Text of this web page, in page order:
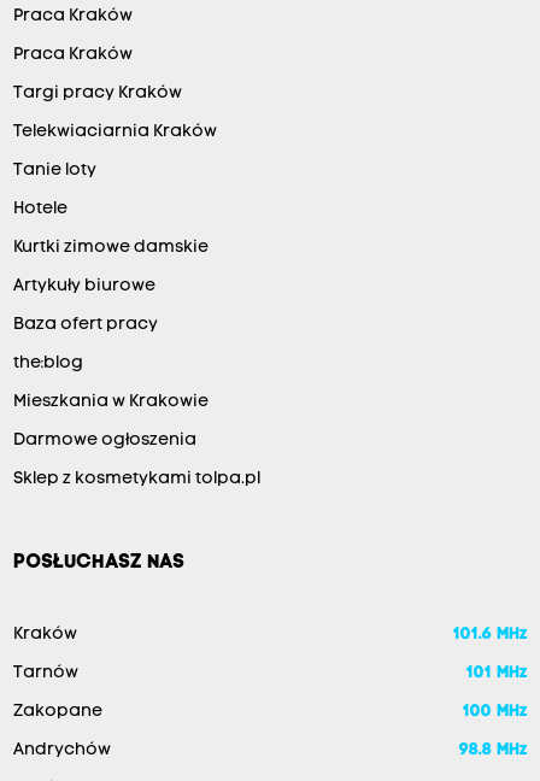
Praca Kraków
Praca Kraków
Targi pracy Kraków
Telekwiaciarnia Kraków
Tanie loty
Hotele
Kurtki zimowe damskie
Artykuły biurowe
Baza ofert pracy
the:blog
Mieszkania w Krakowie
Darmowe ogłoszenia
Sklep z kosmetykami tolpa.pl
POSŁUCHASZ NAS
Kraków 101.6 MHz
Tarnów 101 MHz
Zakopane 100 MHz
Andrychów 98.8 MHz